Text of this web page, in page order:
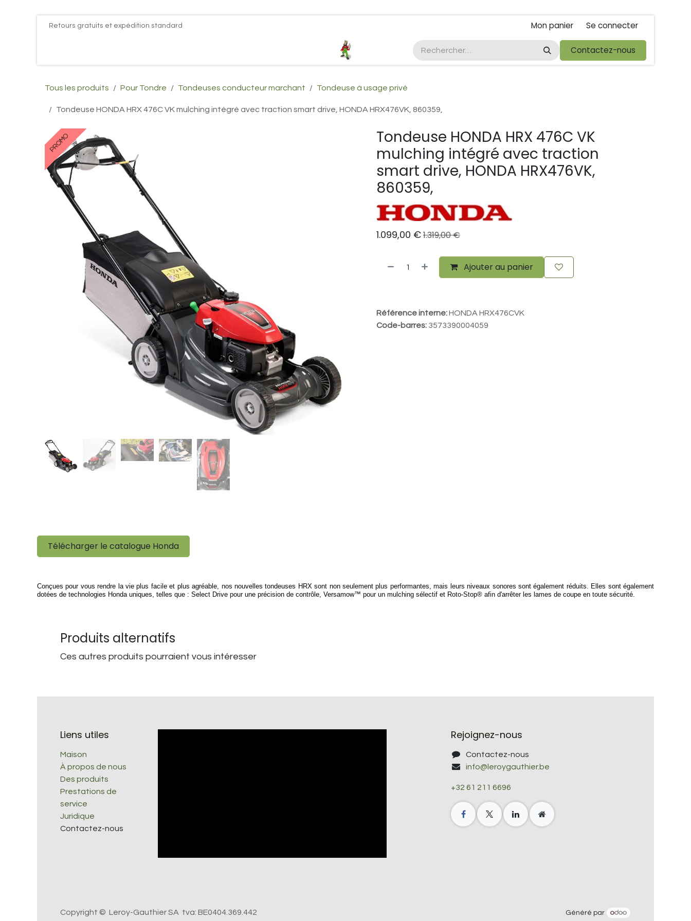
Se rendre au contenuRetours gratuits et expédition standard Mon panier Se connecter
Plus d'infos Kubota 38cv EGO Kubota foire de libramont Droit de rétractations
Contactez-nous
Tous les produits Pour Tondre Tondeuses conducteur marchant Tondeuse à usage privé
Tondeuse HONDA HRX 476C VK mulching intégré avec traction smart drive, HONDA HRX476VK, 860359,
PROMO
PROMO
Tondeuse HONDA HRX 476C VK
mulching intégré avec traction
smart drive, HONDA HRX476VK,
860359,
1.099,00 €1.319,00€
Ajouter au panier
Référence interne:HONDA HRX476CVK
Code-barres: 3573390004059
Télécharger le catalogue Honda
Conçues pour vous rendre la vie plus facile et plus agréable, nos nouvelles tondeuses HRX sont non seulement plus performantes, mais leurs niveaux sonores sont également réduits. Elles sont également
dotées de technologies Honda uniques, telles que : Select Drive pour une précision de contrôle, Versamow™ pour un mulching sélectif et Roto-Stop® afin d'arrêter les lames de coupe en toute sécurité.
Produits alternatifs
Ces autres produits pourraient vous intéresser
Liens utiles
Maison
À propos de nous
Des produits
Prestations de
service
Juridique
Contactez-nous
Rejoignez-nous
Contactez-nous
info@leroygauthier.be
+32 61 211 6696
Copyright © Leroy-Gauthier SA tva: BE0404.369.442 Généré par